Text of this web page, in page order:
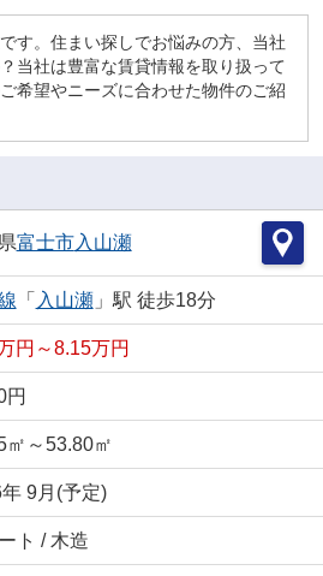
す。住まい探しでお悩みの方、当社
当社は豊富な賃貸情報を取り扱って
希望やニーズに合わせた物件のご紹
富士市入山瀬
「 入山瀬」駅 徒歩18分
円～8.15万円
円
㎡～53.80㎡
9月(予定)
ト / 木造